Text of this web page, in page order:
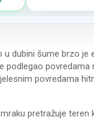
u dubini šume brzo je
podlegao povredama
povredama
pretražuje teren